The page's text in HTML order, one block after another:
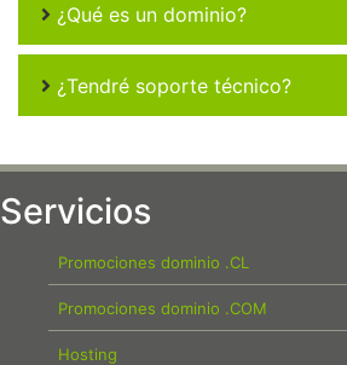
¿Qué es un dominio?
¿Tendré soporte técnico?
Servicios
Promociones dominio .CL
Promociones dominio .COM
Hosting